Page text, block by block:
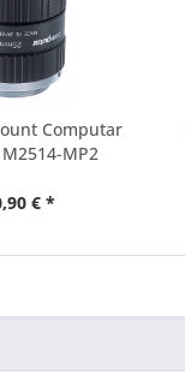
Computar
MP2
€ *